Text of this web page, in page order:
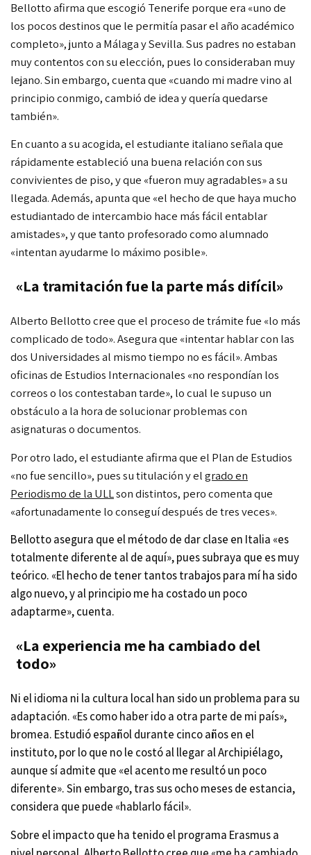
Bellotto afirma que escogió Tenerife porque era «uno de
los pocos destinos que le permitía pasar el año académico
completo», junto a Málaga y Sevilla. Sus padres no estaban
muy contentos con su elección, pues lo consideraban muy
lejano. Sin embargo, cuenta que «cuando mi madre vino al
principio conmigo, cambió de idea y quería quedarse
también».
En cuanto a su acogida, el estudiante italiano señala que
rápidamente estableció una buena relación con sus
convivientes de piso, y que «fueron muy agradables» a su
llegada. Además, apunta que «el hecho de que haya mucho
estudiantado de intercambio hace más fácil entablar
amistades», y que tanto profesorado como alumnado
«intentan ayudarme lo máximo posible».
«La tramitación fue la parte más difícil»
Alberto Bellotto cree que el proceso de trámite fue «lo más
complicado de todo». Asegura que «intentar hablar con las
dos Universidades al mismo tiempo no es fácil». Ambas
oficinas de Estudios Internacionales «no respondían los
correos o los contestaban tarde», lo cual le supuso un
obstáculo a la hora de solucionar problemas con
asignaturas o documentos.
Por otro lado, el estudiante afirma que el Plan de Estudios
«no fue sencillo», pues su titulación y elgrado en
Periodismo de la ULLson distintos, pero comenta que
«afortunadamente lo conseguí después de tres veces».
Bellotto asegura que el método de dar clase en Italia «es
totalmente diferente al de aquí», pues subraya que es muy
teórico. «El hecho de tener tantos trabajos para mí ha sido
algo nuevo, y al principio me ha costado un poco
adaptarme», cuenta.
«La experiencia me ha cambiado del
todo»
Ni el idioma ni la cultura local han sido un problema para su
adaptación. «Es como haber ido a otra parte de mi país»,
bromea. Estudió español durante cinco años en el
instituto, por lo que no le costó al llegar al Archipiélago,
aunque sí admite que «el acento me resultó un poco
diferente». Sin embargo, tras sus ocho meses de estancia,
considera que puede «hablarlo fácil».
Sobre el impacto que ha tenido el programa Erasmus a